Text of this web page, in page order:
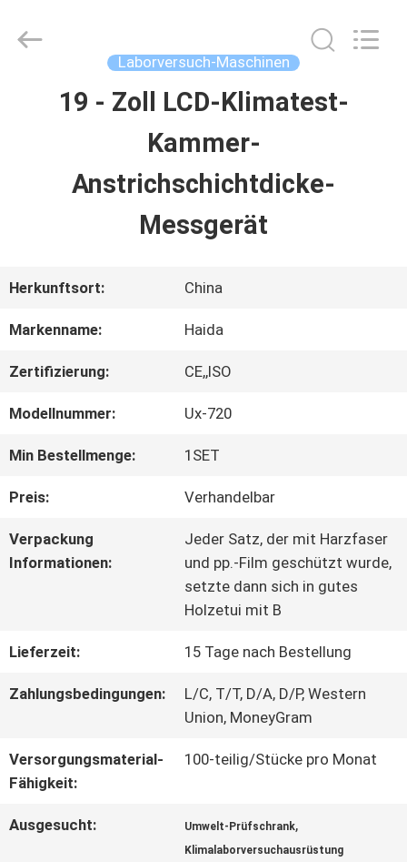
VIDEOS
ÜBER
UNS
WERKSBESICHTIGUNG
KONTAKTIEREN
UNS
Equipment
Laborversuch-Maschinen
19 - Zoll LCD-Klimatest-
Kammer-
Anstrichschichtdicke-
Messgerät
Herkunftsort: China
Markenname: Haida
Zertifizierung: CE,,ISO
Modellnummer: Ux-720
Min Bestellmenge: 1SET
Preis: Verhandelbar
Verpackung
Informationen:
Jeder Satz, der mit Harzfaser
und pp.-Film geschützt wurde,
setzte dann sich in gutes
Holzetui mit B
Lieferzeit: 15 Tage nach Bestellung
Zahlungsbedingungen:
L/C, T/T, D/A, D/P, Western
Union, MoneyGram
Versorgungsmaterial-
Fähigkeit:
100-teilig/Stücke pro Monat
Ausgesucht: Umwelt-Prüfschrank,
Klimalaborversuchausrüstung